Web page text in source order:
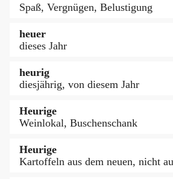
Spaß, Vergnügen, Belustigung
heuer
dieses Jahr
heurig
diesjährig, von diesem Jahr
Heurige
Weinlokal, Buschenschank
Heurige
Kartoffeln aus dem neuen, nicht